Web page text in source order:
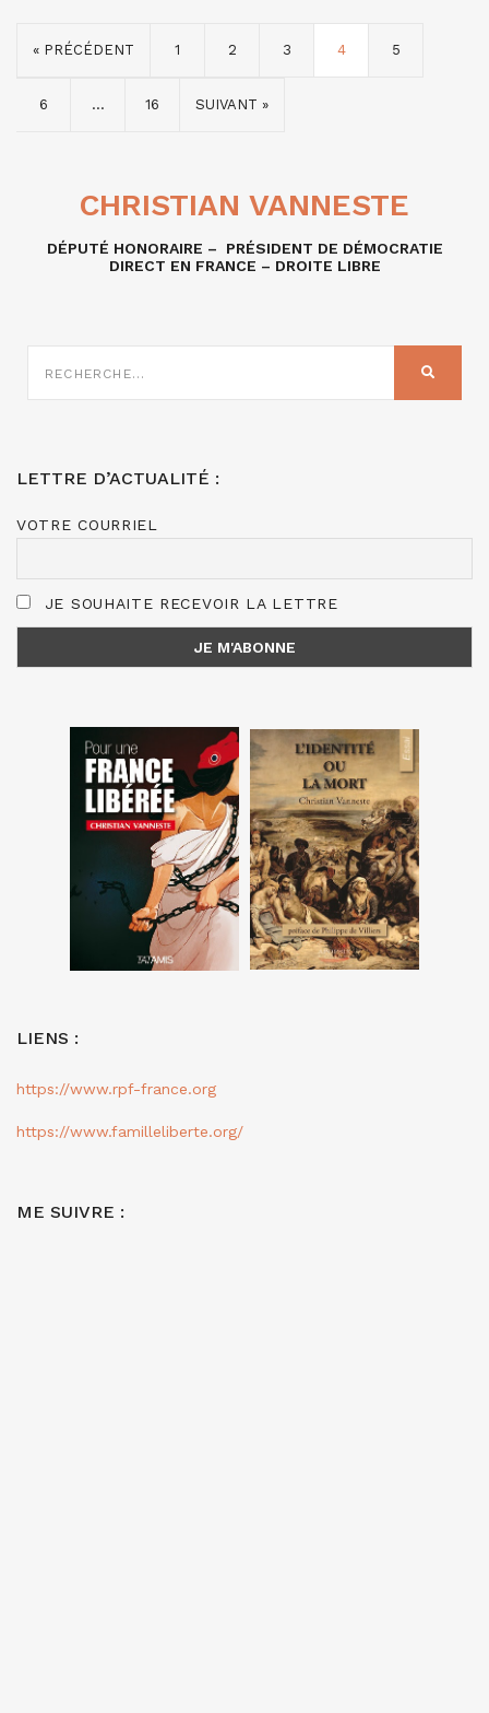
« PRÉCÉDENT 1 2 3 4 5
6 … 16 SUIVANT »
CHRISTIAN VANNESTE
DÉPUTÉ HONORAIRE – PRÉSIDENT DE DÉMOCRATIE
DIRECT EN FRANCE – DROITE LIBRE
SUR
LETTRE D’ACTUALITÉ :
VOTRE COURRIEL
JE SOUHAITE RECEVOIR LA LETTRE
LIENS :
https://www.rpf-france.org
https://www.familleliberte.org/
ME SUIVRE :